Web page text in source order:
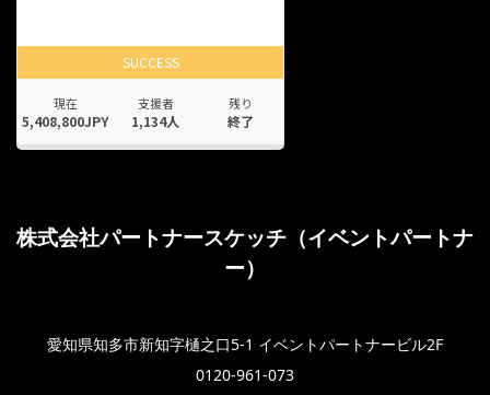
株式会社パートナースケッチ（イベントパートナ
ー）
愛知県知多市新知字樋之口5-1 イベントパートナービル2F
0120-961-073